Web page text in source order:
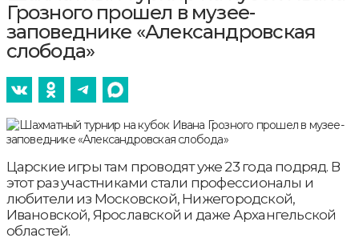
Грозного прошел в музее-
заповеднике «Александровская
слобода»
Царские игры там проводят уже 23 года подряд. В
этот раз участниками стали профессионалы и
любители из Московской, Нижегородской,
Ивановской, Ярославской и даже Архангельской
областей.